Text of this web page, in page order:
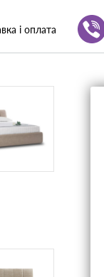
і оплата